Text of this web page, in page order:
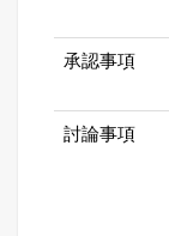
承認事項
討論事項